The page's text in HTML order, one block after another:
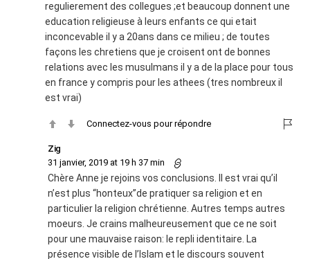
regulierement des collegues ;et beaucoup donnent une
education religieuse à leurs enfants ce qui etait
inconcevable il y a 20ans dans ce milieu ; de toutes
façons les chretiens que je croisent ont de bonnes
relations avec les musulmans il y a de la place pour tous
en france y compris pour les athees (tres nombreux il
est vrai)
Connectez-vous pour répondre
Zig
31 janvier, 2019 at 19 h 37 min
Chère Anne je rejoins vos conclusions. Il est vrai qu’il
n’est plus “honteux”de pratiquer sa religion et en
particulier la religion chrétienne. Autres temps autres
moeurs. Je crains malheureusement que ce ne soit
pour une mauvaise raison: le repli identitaire. La
présence visible de l’Islam et le discours souvent